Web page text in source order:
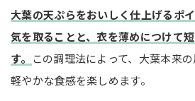
大葉の天ぷらをおいしく仕上げるポ
気を取ることと、衣を薄めにつけて
す。 この調理法によって、大葉本来の
軽やかな食感を楽しめます。